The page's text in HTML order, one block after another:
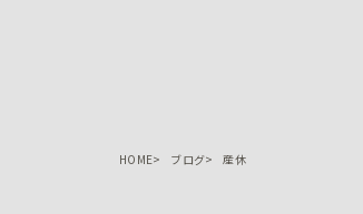
HOME ブログ 産休